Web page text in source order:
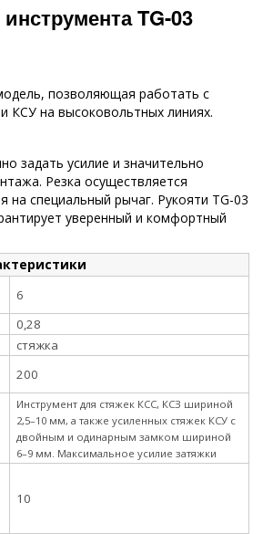
TG-03
позволяющая работать с
КСУ на высоковольтных линиях.
задать усилие и значительно
Резка осуществляется
на специальный рычаг. Рукояти TG-03
уверенный и комфортный
6
0,28
стяжка
200
Инструмент для стяжек КСС, КСЗ шириной
2,5–10 мм, а также усиленных стяжек КСУ с
двойным и одинарным замком шириной
6–9 мм. Максимальное усилие затяжки
10